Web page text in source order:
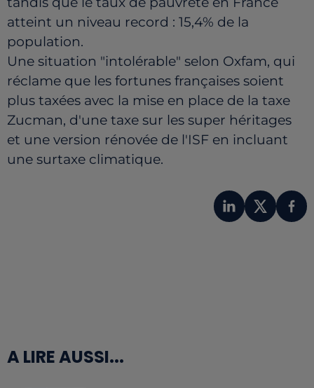
atteint un niveau record : 15,4% de la
population.
Une situation "intolérable" selon Oxfam, qui
réclame que les fortunes françaises soient
plus taxées avec la mise en place de la taxe
Zucman, d'une taxe sur les super héritages
et une version rénovée de l'ISF en incluant
une surtaxe climatique.
A LIRE AUSSI...